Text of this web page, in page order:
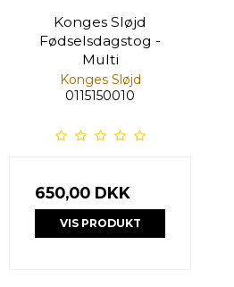
Konges Sløjd
Fødselsdagstog -
Multi
Konges Sløjd
0115150010
650,00 DKK
VIS PRODUKT